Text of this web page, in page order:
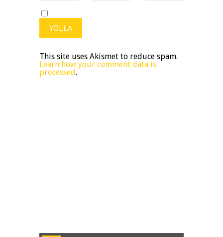
This site uses Akismet to reduce spam.
Learn how your comment data is
processed.